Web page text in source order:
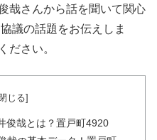
哉さんから話を聞いて関心
議の話題をお伝えしま
ださい。
俊哉とは？置戸町4920